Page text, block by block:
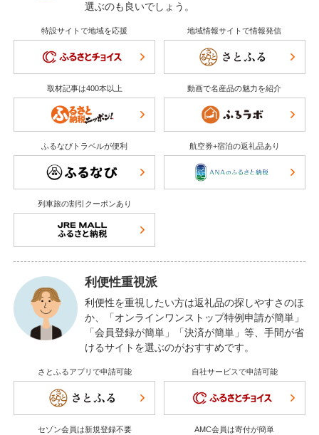
選ぶのも良いでしょう。
特設サイトで地域を応援 地域情報サイトで情報発信
取材記事は400本以上 動画で名産品の魅力を紹介
ふるなびトラベルが便利 航空券+宿泊の返礼品あり
列車旅の割引クーポンあり
利便性重視派
利便性を重視したい方は返礼品の探しやすさのほ
か、「オンラインワンストップ特例申請が簡単」
「会員登録が簡単」「決済が簡単」等、手間が省
けるサイトを選ぶのがおすすめです。
さとふるアプリで申請可能 自社サービスで申請可能
セゾン会員は新規登録不要 AMC会員は寄付が簡単